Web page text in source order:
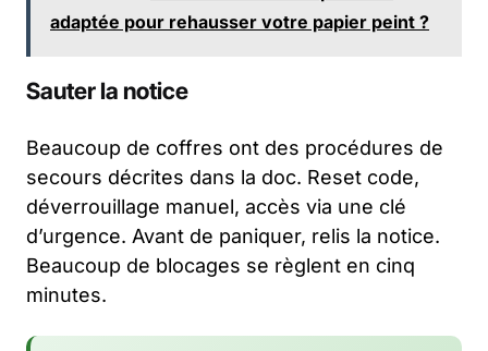
adaptée pour rehausser votre papier peint ?
Sauter la notice
Beaucoup de coffres ont des procédures de
secours décrites dans la doc. Reset code,
déverrouillage manuel, accès via une clé
d’urgence. Avant de paniquer, relis la notice.
Beaucoup de blocages se règlent en cinq
minutes.